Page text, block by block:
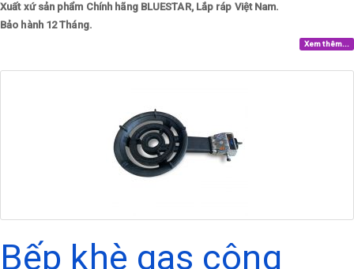
Xuất xứ sản phẩm Chính hãng BLUESTAR, Lắp ráp Việt Nam.
Bảo hành 12 Tháng.
Xem thêm...
Bếp khè gas công